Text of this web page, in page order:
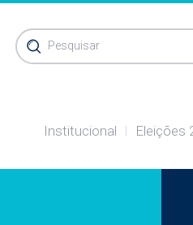
Pesquisar
Institucional Eleições